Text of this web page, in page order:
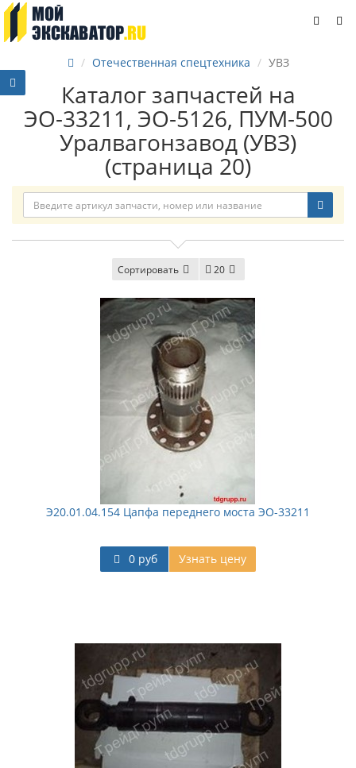
Отечественная спецтехника УВЗ
Каталог запчастей на
ЭО-33211, ЭО-5126, ПУМ-500
Уралвагонзавод (УВЗ)
(страница 20)
Сортировать 20
Э20.01.04.154 Цапфа переднего моста ЭО-33211
0 руб Узнать цену